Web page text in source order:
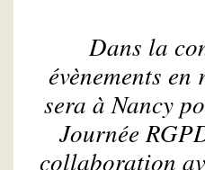
Dans la
évènements
sera à Nancy
Journée
collaboration